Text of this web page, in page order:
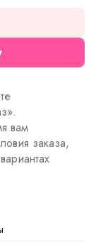
вам
заказа,